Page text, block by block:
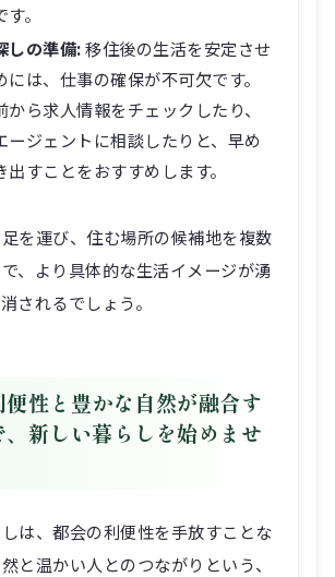
。
しの準備:移住後の生活を安定させ
には、仕事の確保が不可欠です。
から求人情報をチェックしたり、
ージェントに相談したりと、早め
出すことをおすすめします。
を運び、住む場所の候補地を複数
、より具体的な生活イメージが湧
されるでしょう。
性と豊かな自然が融合す
、新しい暮らしを始めませ
は、都会の利便性を手放すことな
と温かい人とのつながりという、